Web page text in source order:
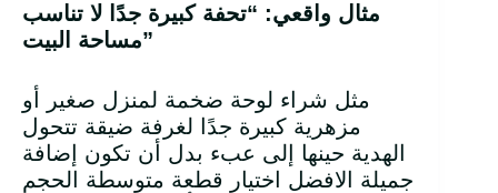
مثال واقعي: “تحفة كبيرة جدًا لا تناسب
مساحة البيت”
مثل شراء لوحة ضخمة لمنزل صغير أو
مزهرية كبيرة جدًا لغرفة ضيقة تتحول
الهدية حينها إلى عبء بدل أن تكون إضافة
جميلة الافضل اختيار قطعة متوسطة الحجم